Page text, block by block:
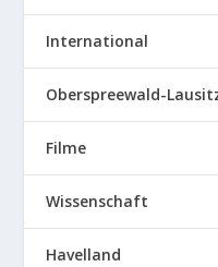
International
Oberspreewald-
Filme
Wissenschaft
Havelland